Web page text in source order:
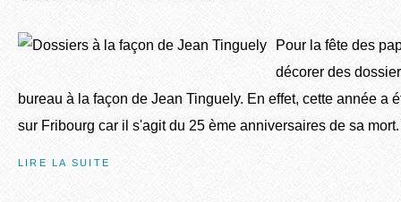
Pour la fête des
décorer des
bureau à la façon de Jean Tinguely. En effet, cette année a
sur Fribourg car il s'agit du 25 ème anniversaires de sa
LIRE LA SUITE